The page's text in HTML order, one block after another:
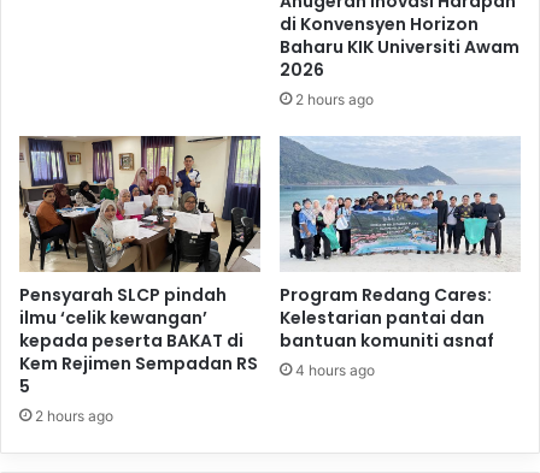
di Konvensyen Horizon
Baharu KIK Universiti Awam
2026
2 hours ago
Pensyarah SLCP pindah
ilmu ‘celik kewangan’
kepada peserta BAKAT di
Kem Rejimen Sempadan RS
5
2 hours ago
Program Redang Cares:
Kelestarian pantai dan
bantuan komuniti asnaf
4 hours ago